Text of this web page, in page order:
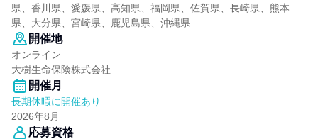
県、香川県、愛媛県、高知県、福岡県、佐賀県、長崎県、熊本
県、大分県、宮崎県、鹿児島県、沖縄県
開催地
オンライン
大樹生命保険株式会社
開催月
長期休暇に開催あり
2026年8月
応募資格